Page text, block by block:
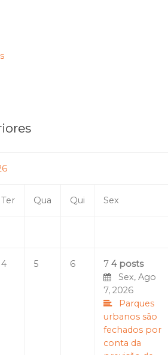
Ter Qua Qui Sex
4 5 6 7 4 posts
Sex, Ago
7, 2026
Parques
urbanos são
fechados por
conta da